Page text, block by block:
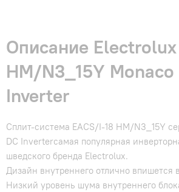
Описание Electrolux
HM/N3_15Y Monaco
Inverter
Сплит-система EACS/I-18 HM/N3_15Y
DC Inverterсамая популярная
шведского бренда Electrolux.
Дизайн внутреннего отлично впишется
Низкий уровень шума внутреннего